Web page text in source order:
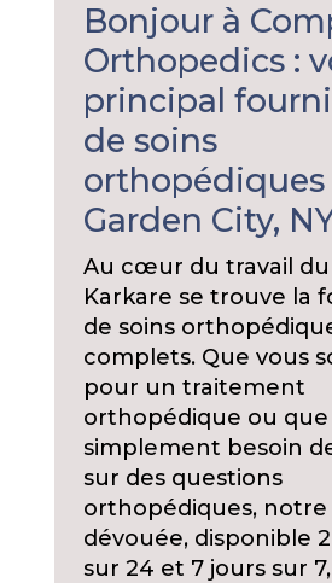
Bonjour à
Orthopedics :
principal
de soins
orthopédiques
Garden City,
Au cœur du travail du
Karkare se trouve la
de soins
complets. Que vous
pour un traitement
orthopédique ou que
simplement besoin
sur des questions
orthopédiques, notre
dévouée, disponible
sur 24 et 7 jours sur